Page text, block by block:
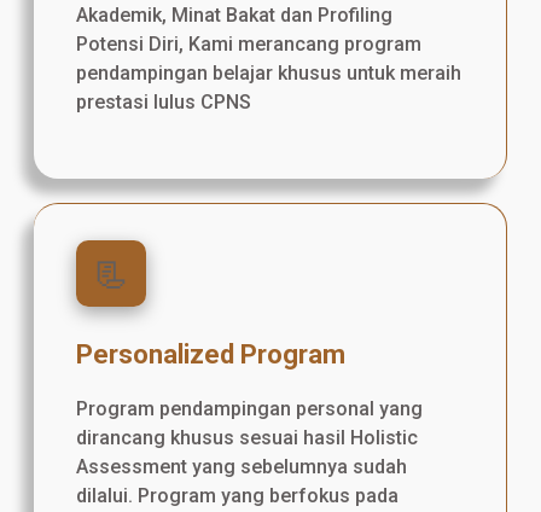
Akademik, Minat Bakat dan Profiling
Potensi Diri, Kami merancang program
pendampingan belajar khusus untuk meraih
prestasi lulus CPNS
📃
Personalized Program
Program pendampingan personal yang
dirancang khusus sesuai hasil Holistic
Assessment yang sebelumnya sudah
dilalui. Program yang berfokus pada